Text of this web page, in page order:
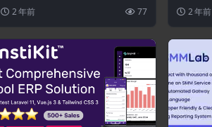
都...2 年前 77
持票证、...
2 年前